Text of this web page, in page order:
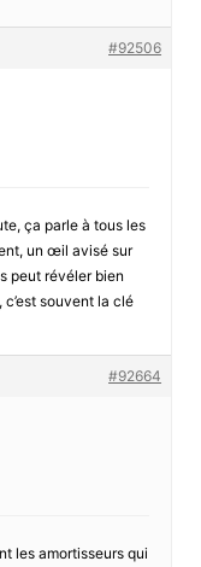
#92506
ça parle à tous les
un œil avisé sur
peut révéler bien
souvent la clé
#92664
les amortisseurs qui